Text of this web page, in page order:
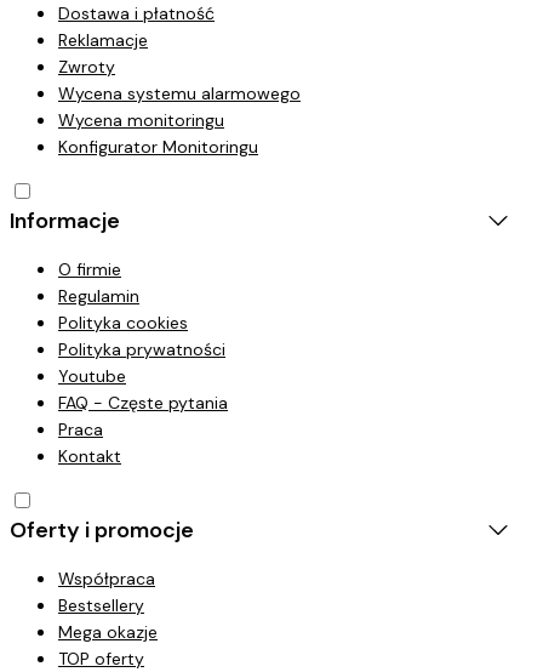
Dostawa i płatność
Reklamacje
Zwroty
Wycena systemu alarmowego
Wycena monitoringu
Konfigurator Monitoringu
Informacje
O firmie
Regulamin
Polityka cookies
Polityka prywatności
Youtube
FAQ - Częste pytania
Praca
Kontakt
Oferty i promocje
Współpraca
Bestsellery
Mega okazje
TOP oferty